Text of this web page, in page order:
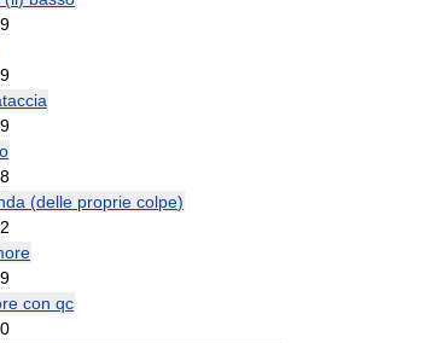
(delle proprie colpe)
con qc